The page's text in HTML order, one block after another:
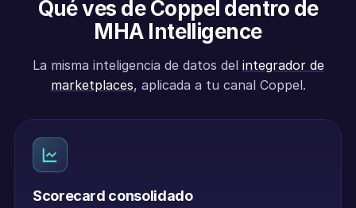
Qué ves de Coppel dentro de
MHA Intelligence
La misma inteligencia de datos del integrador de
marketplaces, aplicada a tu canal Coppel.
Scorecard consolidado